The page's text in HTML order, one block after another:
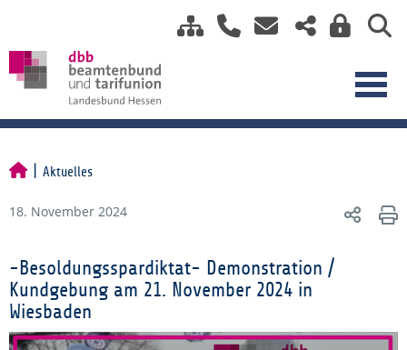
Aktuelles
18. November 2024
-Besoldungsspardiktat- Demonstration /
Kundgebung am 21. November 2024 in
Wiesbaden